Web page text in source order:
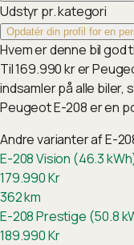
Udstyr pr. kategori
Opdatér din profil for en
Hvem er denne bil god
Til 169.990 kr er
indsamler på alle
Peugeot E-208 er en
Andre varianter afE-
E-208 Vision (46.3
179.990Kr
362km
E-208 Prestige (50.8
189.990Kr